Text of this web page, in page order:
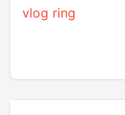
vlog ring